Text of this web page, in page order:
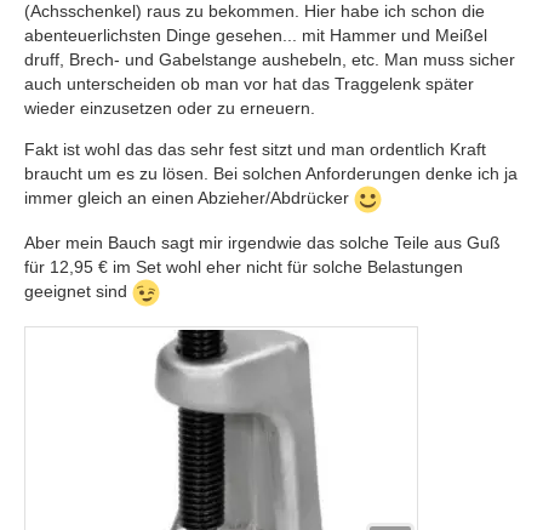
(Achsschenkel) raus zu bekommen. Hier habe ich schon die
abenteuerlichsten Dinge gesehen... mit Hammer und Meißel
druff, Brech- und Gabelstange aushebeln, etc. Man muss sicher
auch unterscheiden ob man vor hat das Traggelenk später
wieder einzusetzen oder zu erneuern.
Fakt ist wohl das das sehr fest sitzt und man ordentlich Kraft
braucht um es zu lösen. Bei solchen Anforderungen denke ich ja
immer gleich an einen Abzieher/Abdrücker
Aber mein Bauch sagt mir irgendwie das solche Teile aus Guß
für 12,95 € im Set wohl eher nicht für solche Belastungen
geeignet sind